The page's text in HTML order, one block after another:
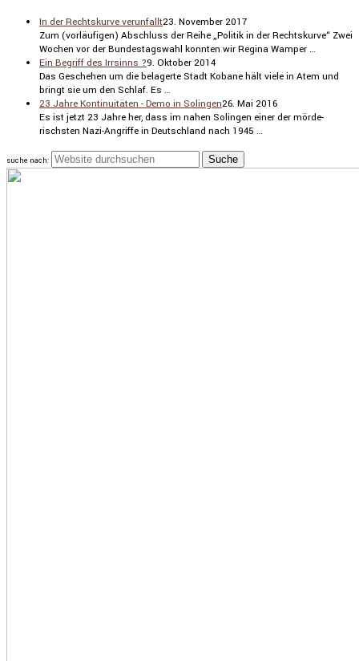
In der Rechtskurve verunfallt23. November 2017
Zum (vorläu­figen) Abschluss der Reihe „Politik in der Rechts­kurve“ Zwei
Wochen vor der Bundes­tags­wahl konnten wir Regina Wamper …
Ein Begriff des Irrsinns ?9. Oktober 2014
Das Geschehen um die belagerte Stadt Kobane hält viele in Atem und
bringt sie um den Schlaf. Es …
23 Jahre Kontinuitäten - Demo in Solingen26. Mai 2016
Es ist jetzt 23 Jahre her, dass im nahen Solingen einer der mörde­
rischsten Nazi-Angriffe in Deutsch­land nach 1945 …
suche nach: